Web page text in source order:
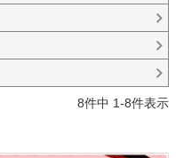
8件中 1-8件表示